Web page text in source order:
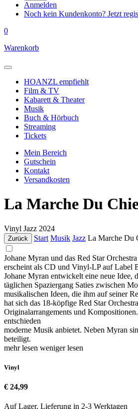
Anmelden
Noch kein Kundenkonto? Jetzt
0
Warenkorb
HOANZL empfiehlt
Film & TV
Kabarett & Theater
Musik
Buch & Hörbuch
Streaming
Tickets
Mein Bereich
Gutschein
Kontakt
Versandkosten
La Marche Du
Vinyl Jazz 2024
Zurück Start Musik Jazz La Marche Du
Johane Myran und das Red Star
erscheint als CD und Vinyl-LP auf Label
Johane Myran entwickelt eine neue Idee,
täglichen Spaziergang Saties zwischen
musikalischen Ideen, die ihm auf seiner
hat sich das 18-köpfige Red Star
Originalarrangements und
entschieden
moderne Musik anbietet. Neben Myran
beteiligt.
mehr lesen weniger lesen
Vinyl
€ 24,99
Auf Lager. Lieferung in 2-3 Werktagen